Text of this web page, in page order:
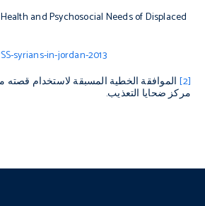
and Psychosocial Needs of Displaced
syrians-in-jordan-2013
[2] الموافقة الخطية المسبقة لاستخدام
مركز ضحايا التعذيب.